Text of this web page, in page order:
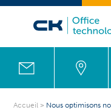
Accueil > Nous optimisons